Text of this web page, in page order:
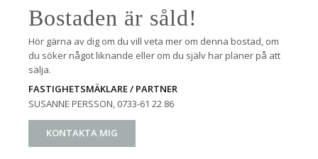
Bostaden är såld!
Hör gärna av dig om du vill veta mer om denna bostad, om
du söker något liknande eller om du själv har planer på att
sälja.
FASTIGHETSMÄKLARE / PARTNER
SUSANNE PERSSON, 0733-61 22 86
KONTAKTA MIG